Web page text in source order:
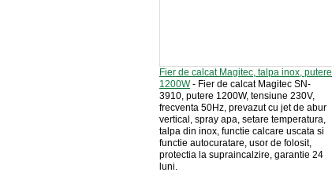
Fier de calcat Magitec, talpa inox, putere
1200W- Fier de calcat Magitec SN-
3910, putere 1200W, tensiune 230V,
frecventa 50Hz, prevazut cu jet de abur
vertical, spray apa, setare temperatura,
talpa din inox, functie calcare uscata si
functie autocuratare, usor de folosit,
protectia la supraincalzire, garantie 24
luni.